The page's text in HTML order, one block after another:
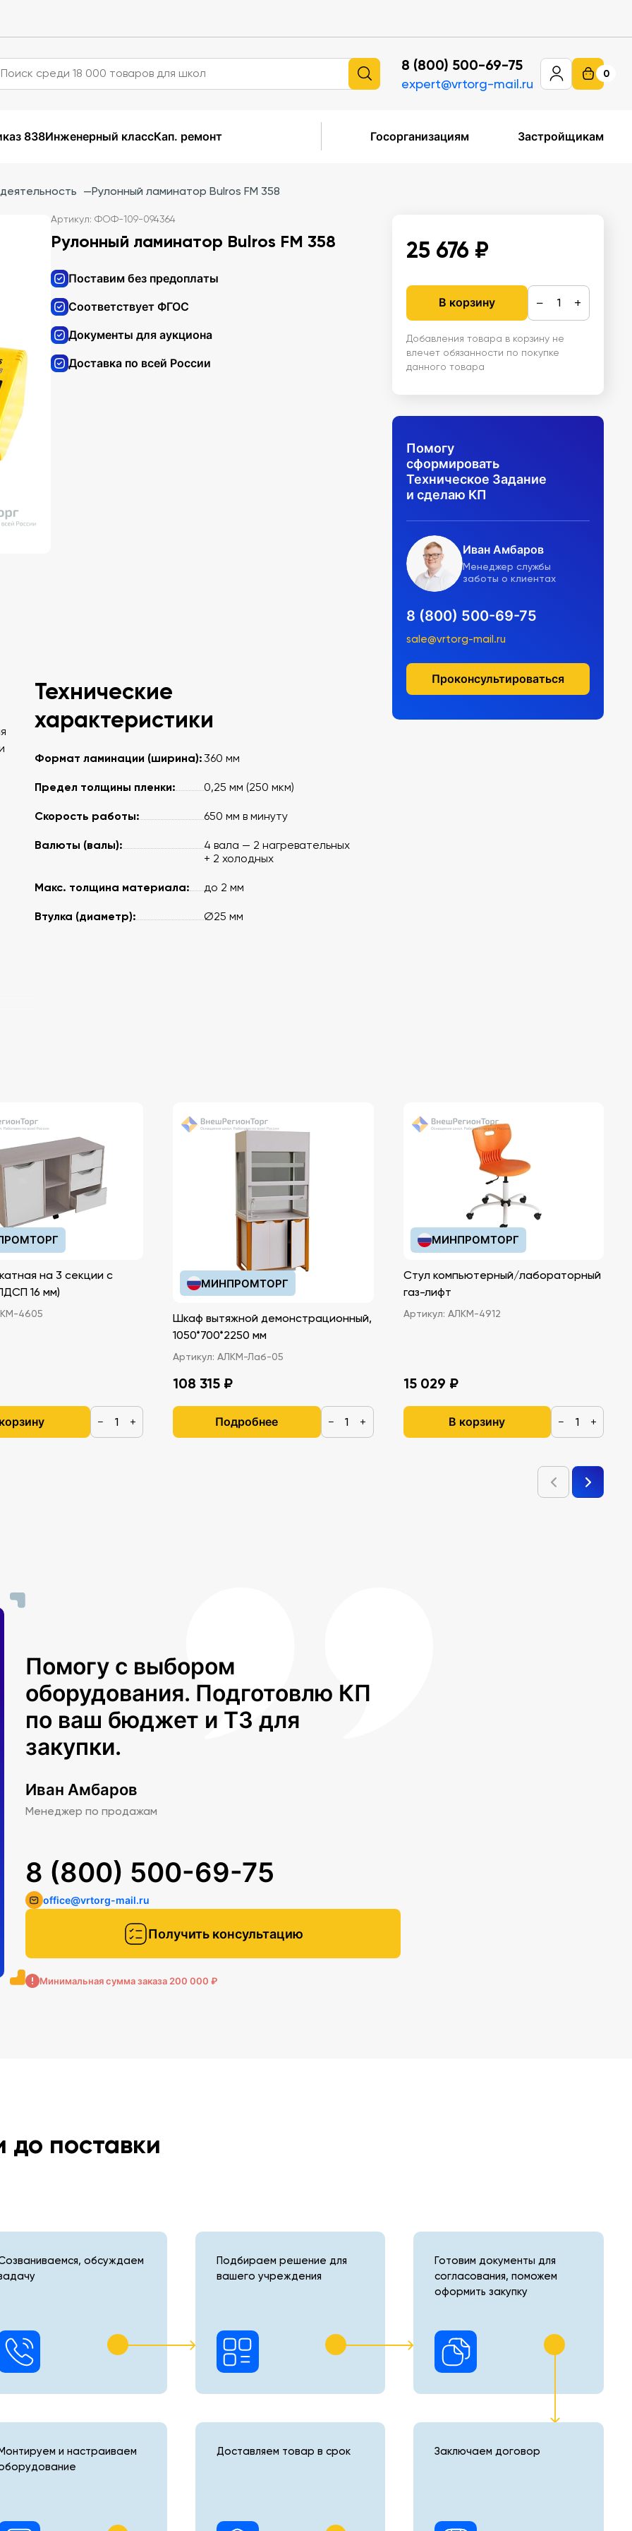
8 (800) 500-69-75
expert@vrtorg-mail.ru
0
838Инженерный классКап. ремонт Госорганизациям Застройщикам
—Рулонный ламинатор Bulros FM 358
Артикул: ФОФ-109-094364
Рулонный ламинатор Bulros FM 358
Поставим без предоплаты
Соответствует ФГОС
Документы для аукциона
Доставка по всей России
25 676 ₽
В корзину − +
Добавления товара в корзину не
влечет обязанности по покупке
данного товара
Помогу
сформировать
Техническое Задание
и сделаю КП
Иван Амбаров
Менеджер службы
заботы о клиентах
8 (800) 500-69-75
sale@vrtorg-mail.ru
Проконсультироваться
Технические
характеристики
Формат ламинации (ширина): 360 мм
Предел толщины пленки: 0,25 мм (250 мкм)
Скорость работы: 650 мм в минуту
Валюты (валы):
4 вала — 2 нагревательных
+ 2 холодных
Макс. толщина материала: до 2 мм
Втулка (диаметр): Ø25 мм
на 3 секции с
(ЛДСП 16 мм)
4605
− +
МИНПРОМТОРГ
Шкаф вытяжной демонстрационный,
1050*700*2250 мм
Артикул: АЛКМ-Лаб-05
108 315 ₽
Подробнее − +
МИНПРОМТОРГ
Стул компьютерный/лабораторный
газ-лифт
Артикул: АЛКМ-4912
15 029 ₽
В корзину − +
Помогу с выбором
оборудования. Подготовлю КП
по ваш бюджет и ТЗ для
закупки.
Иван Амбаров
Менеджер по продажам
Получить консультацию
8 (800) 500-69-75
office@vrtorg-mail.ru
Минимальная сумма заказа 200 000 ₽
до поставки
обсуждаем
Подбираем решение для
вашего учреждения
Готовим документы для
согласования, поможем
оформить закупку
и настраиваем
Доставляем товар в срок Заключаем договор